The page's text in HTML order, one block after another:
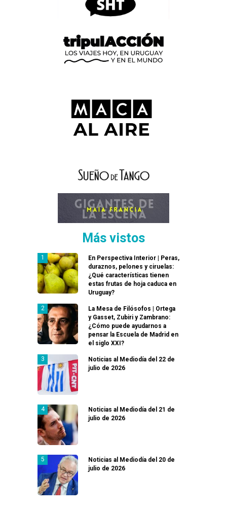
Más vistos
En Perspectiva Interior | Peras,
duraznos, pelones y ciruelas:
¿Qué características tienen
estas frutas de hoja caduca en
Uruguay?
La Mesa de Filósofos | Ortega
y Gasset, Zubiri y Zambrano:
¿Cómo puede ayudarnos a
pensar la Escuela de Madrid en
el siglo XXI?
Noticias al Mediodía del 22 de
julio de 2026
Noticias al Mediodía del 21 de
julio de 2026
Noticias al Mediodía del 20 de
julio de 2026